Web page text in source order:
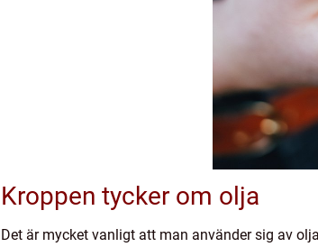
Kroppen tycker om olja
Det är mycket vanligt att man använder sig av